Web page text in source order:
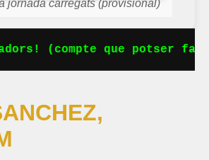
jornada carregats (provisional)
(compte que potser